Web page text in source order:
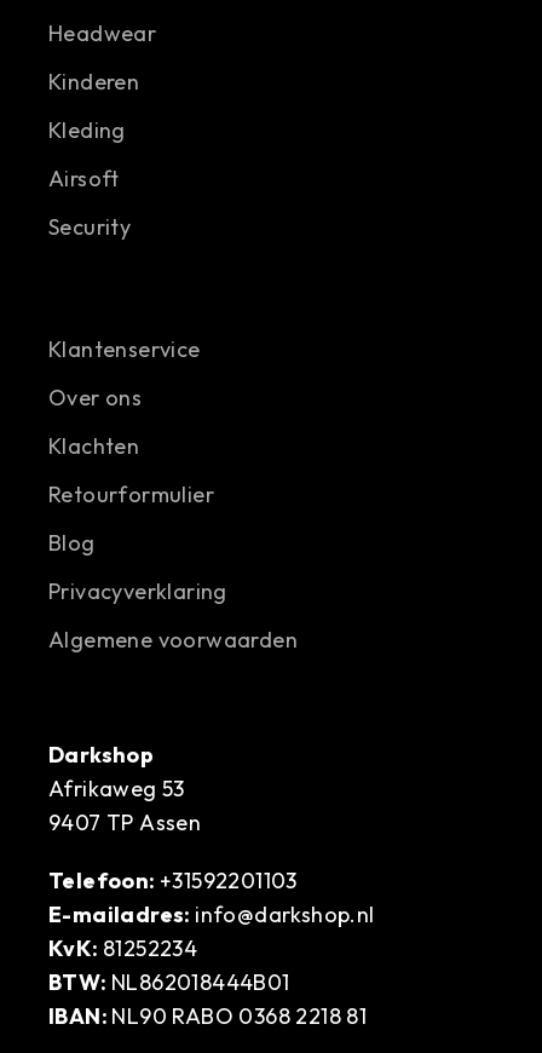
Headwear
Kinderen
Kleding
Airsoft
Security
Klantenservice
Over ons
Klachten
Retourformulier
Blog
Privacyverklaring
Algemene voorwaarden
Darkshop
Afrikaweg 53
9407 TP Assen
Telefoon: +31592201103
E-mailadres: info@darkshop.nl
KvK: 81252234
BTW: NL862018444B01
IBAN: NL90 RABO 0368 2218 81